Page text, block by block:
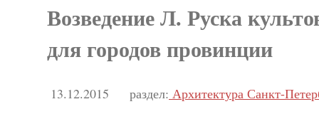
Возведение Л. Руска
для городов провинции
13.12.2015 раздел: Архитектура Санкт-